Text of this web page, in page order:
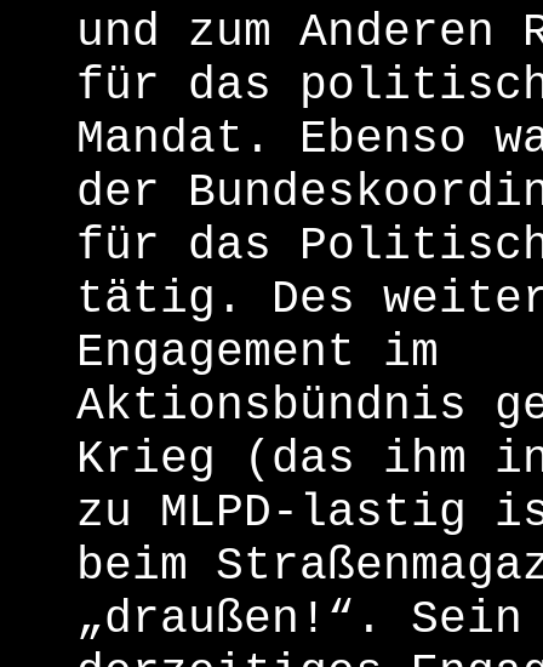
und zum Anderen
für das
Mandat. Ebenso
der
für das
tätig. Des
Engagement im
Aktionsbündnis
Krieg (das ihm
zu MLPD-lastig
beim
„draußen!“. Sein